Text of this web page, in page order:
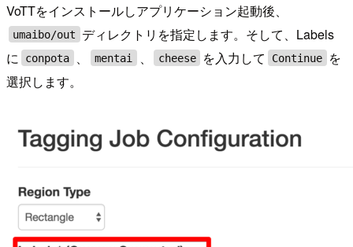
VoTTをインストールしアプリケーション起動後、
umaibo/out
ディレクトリを指定します。そして、Labels
に
conpota mentai cheese を入力して Continue
を
選択します。